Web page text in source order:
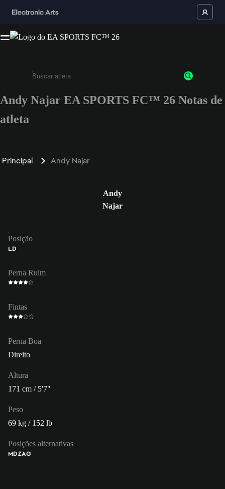
Insira pelo menos 3 caracteres ou números
Andy Najar EA SPORTS FC™ 26 Notas de
atleta
Principal Andy Najar
Andy
Najar
Posição
LD
Perna Ruim
Fintas
Perna Boa
Direito
Altura
171 cm / 5'7"
Peso
69 kg / 152 lb
Posições alternativas
MDZAG